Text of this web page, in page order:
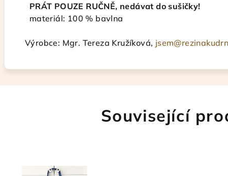
PRÁT POUZE RUČNĚ, nedávat do sušičky!
materiál: 100 % bavlna
Výrobce: Mgr. Tereza Kružíková,
Související